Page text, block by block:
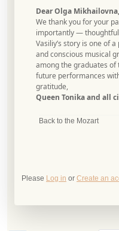
Dear Olga Mikhailovna,
We thank you for your
importantly —
Vasiliy’s story is one of
and conscious musical
among the graduates of
future performances
gratitude,
Queen Tonika and all
Back to the Mozart
Please Log in or Create an